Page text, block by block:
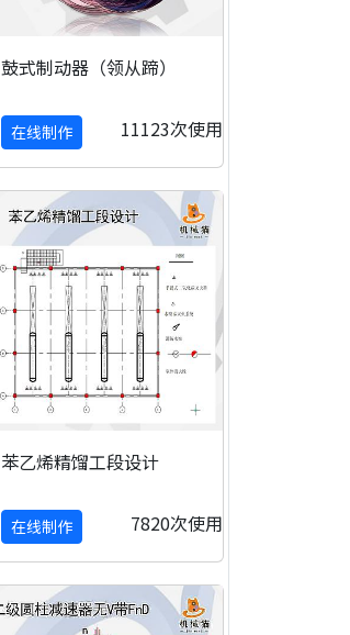
鼓式制动器（领从蹄）
在线制作 11123次使用
苯乙烯精馏工段设计
在线制作 7820次使用